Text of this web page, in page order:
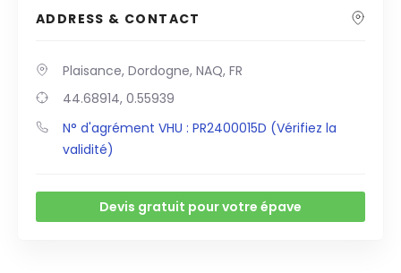
ADDRESS & CONTACT
Plaisance, Dordogne, NAQ, FR
44.68914, 0.55939
N° d'agrément VHU : PR2400015D (Vérifiez la
validité)
Devis gratuit pour votre épave